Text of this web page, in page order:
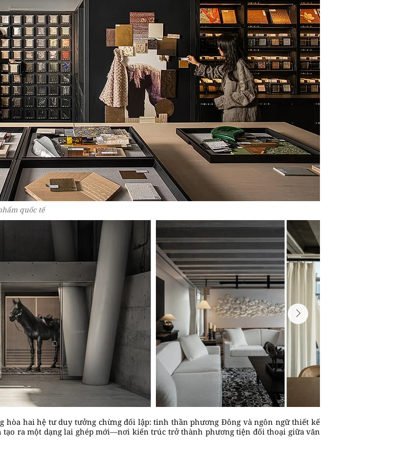
quốc tế
hòa hai hệ tư duy tưởng chừng đối lập: tinh thần phương Đông và ngôn ngữ thiết kế
tạo ra một dạng lai ghép mới—nơi kiến trúc trở thành phương tiện đối thoại giữa văn